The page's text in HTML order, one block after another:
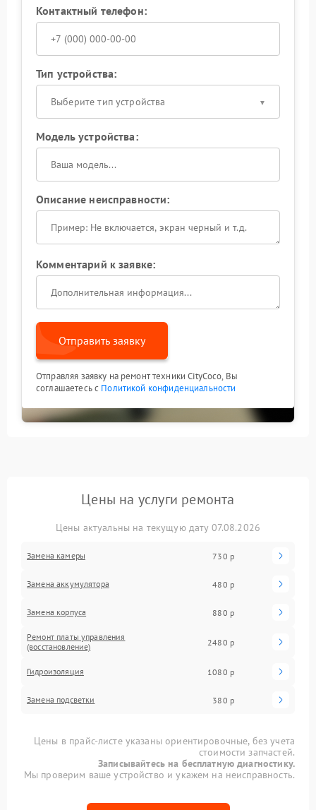
Контактный телефон:
Тип устройства:
Выберите тип устройства
Модель устройства:
Описание неисправности:
Комментарий к заявке:
Отправить заявку
Отправляя заявку на ремонт техники CityCoco, Вы
соглашаетесь с Политикой конфиденциальности
Цены на услуги ремонта
Цены актуальны на текущую дату 07.08.2026
Замена камеры 730 р
Замена аккумулятора 480 р
Замена корпуса 880 р
Ремонт платы управления
(восстановление)
2480 р
Гидроизоляция 1080 р
Замена подсветки 380 р
Цены в прайс-листе указаны ориентировочные, без учета
стоимости запчастей.
Записывайтесь на бесплатную диагностику.
Мы проверим ваше устройство и укажем на неисправность.